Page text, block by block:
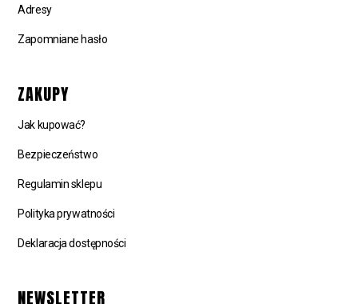
Adresy
Zapomniane hasło
ZAKUPY
Jak kupować?
Bezpieczeństwo
Regulamin sklepu
Polityka prywatności
Deklaracja dostępności
NEWSLETTER